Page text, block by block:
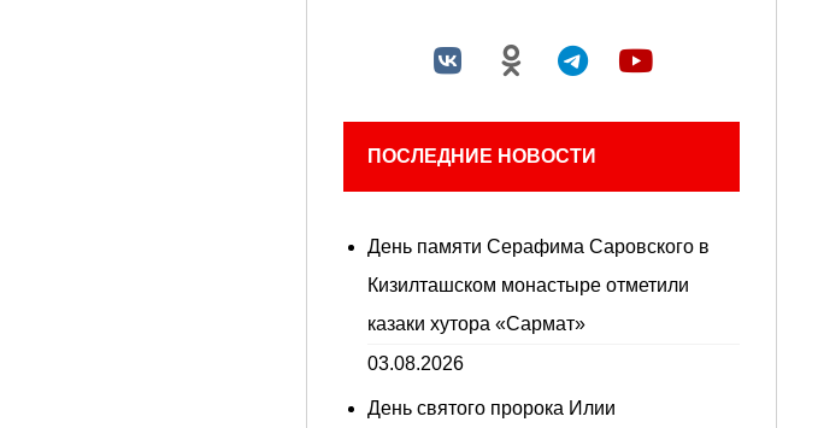
ПОСЛЕДНИЕ НОВОСТИ
День памяти Серафима Саровского в
Кизилташском монастыре отметили
казаки хутора «Сармат»
03.08.2026
День святого пророка Илии